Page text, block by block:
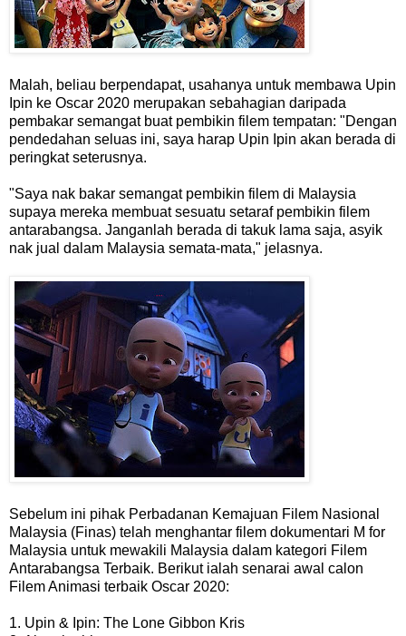
Malah, beliau berpendapat, usahanya untuk membawa Upin
Ipin ke Oscar 2020 merupakan sebahagian daripada
pembakar semangat buat pembikin filem tempatan: "Dengan
pendedahan seluas ini, saya harap Upin Ipin akan berada di
peringkat seterusnya.
"Saya nak bakar semangat pembikin filem di Malaysia
supaya mereka membuat sesuatu setaraf pembikin filem
antarabangsa. Janganlah berada di takuk lama saja, asyik
nak jual dalam Malaysia semata-mata," jelasnya.
Sebelum ini pihak Perbadanan Kemajuan Filem Nasional
Malaysia (Finas) telah menghantar filem dokumentari M for
Malaysia untuk mewakili Malaysia dalam kategori Filem
Antarabangsa Terbaik. Berikut ialah senarai awal calon
Filem Animasi terbaik Oscar 2020:
1. Upin & Ipin: The Lone Gibbon Kris